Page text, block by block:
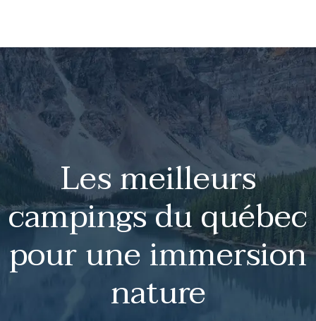
Les meilleurs
campings du québec
pour une immersion
nature